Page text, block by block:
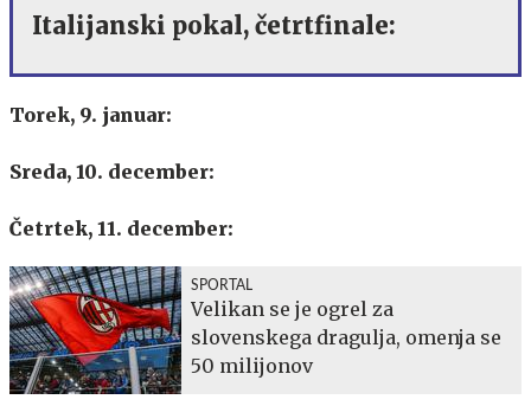
Italijanski pokal, četrtfinale:
Torek, 9. januar:
Sreda, 10. december:
Četrtek, 11. december:
SPORTAL
Velikan se je ogrel za
slovenskega dragulja, omenja se
50 milijonov